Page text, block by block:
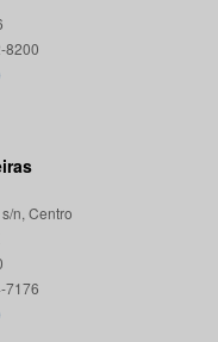
n, Centro